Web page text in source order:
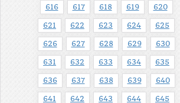
616 617 618 619 620
621 622 623 624 625
626 627 628 629 630
631 632 633 634 635
636 637 638 639 640
641 642 643 644 645